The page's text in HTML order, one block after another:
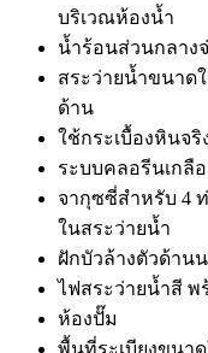
บริเวณห้องน้ำ
น้ำร้อนส่วนกลาง
สระว่ายน้ำขนาด
ด้าน
ใช้กระเบื้องหินจริ
ระบบคลอรีนเกลือ
จากุซซี่สำหรับ 4
ในสระว่ายน้ำ
ฝักบัวล้างตัวด้าน
ไฟสระว่ายน้ำสี
ห้องปั๊ม